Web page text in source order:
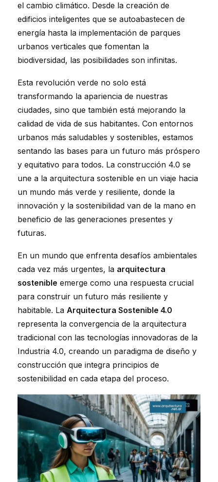
el cambio climático. Desde la creación de
edificios inteligentes que se autoabastecen de
energía hasta la implementación de parques
urbanos verticales que fomentan la
biodiversidad, las posibilidades son infinitas.
Esta revolución verde no solo está
transformando la apariencia de nuestras
ciudades, sino que también está mejorando la
calidad de vida de sus habitantes. Con entornos
urbanos más saludables y sostenibles, estamos
sentando las bases para un futuro más próspero
y equitativo para todos. La construcción 4.0 se
une a la arquitectura sostenible en un viaje hacia
un mundo más verde y resiliente, donde la
innovación y la sostenibilidad van de la mano en
beneficio de las generaciones presentes y
futuras.
En un mundo que enfrenta desafíos ambientales
cada vez más urgentes, la arquitectura
sostenible emerge como una respuesta crucial
para construir un futuro más resiliente y
habitable. La Arquitectura Sostenible 4.0
representa la convergencia de la arquitectura
tradicional con las tecnologías innovadoras de la
Industria 4.0, creando un paradigma de diseño y
construcción que integra principios de
sostenibilidad en cada etapa del proceso.